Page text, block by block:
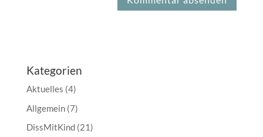
Kategorien
Aktuelles (4)
Allgemein(7)
DissMitKind(21)